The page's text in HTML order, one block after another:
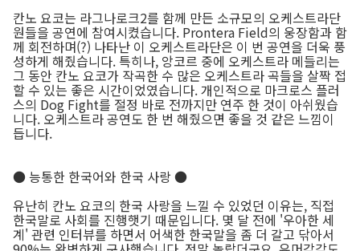
칸노 요코는 라그나로크2를 함께 만든 소규모의 오케스트라단
원들을 공연에 참여시켰습니다. Prontera Field의 웅장함과 함
께 회전하며(?) 나타난 이 오케스트라단은 이 번 공연을 더욱 풍
성하게 해줬습니다. 특히나, 앙코르 중에 오케스트라 메들리는
그 동안 칸노 요코가 작곡한 수 많은 오케스트라 곡들을 살짝 접
할 수 있는 좋은 시간이었였습니다. 개인적으로 마크로스 플러
스의 Dog Fight를 절정 바로 전까지만 연주 한 것이 아쉬웠습
니다. 오케스트라 공연도 한 번 해줬으면 좋을 것 같은 느낌이
듭니다.
● 능통한 한국어와 한국 사랑 ●
유난히 칸노 요코의 한국 사랑을 느낄 수 있었던 이유는, 직접
한국말로 사회를 진행햇기 때문입니다. 몇 달 전에 '우아한 세
계' 관련 인터뷰를 하면서 어색한 한국말을 좀 더 갈고 닦아서